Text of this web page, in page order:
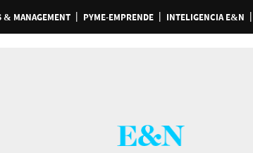
& MANAGEMENT PYME-EMPRENDE INTELIGENCIA E&N